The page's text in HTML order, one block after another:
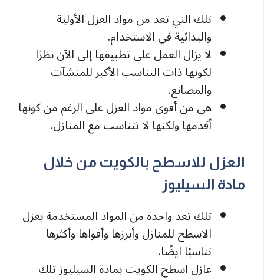
تلك التي تعد من مواد العزل الأولية
والبدائية في الاستخدام.
لا يزال العمل على تطبيقها إلى الآن نظرًا
لكونها ذات التناسب الأكبر للمنشآت
والمصانع.
هي من أقوى مواد العزل على الرغم من كونها
أقدمها ولكنها لا تتناسب مع المنازل.
العزل للاسطح بالكويت من خلال
مادة السيليوز
تلك تعد واحدة من المواد المستخدمة بعزل
الاسطح للمنازل وأبرزها وأقواها وأكثرها
تناسبًا ايضًا.
عازل اسطح الكويت بمادة السيليوز تلك